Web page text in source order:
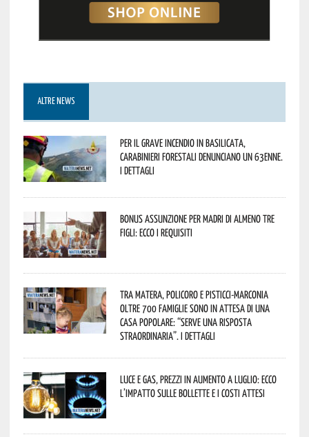
ALTRE NEWS
Per il grave incendio in Basilicata,
Carabinieri forestali denunciano un 63enne.
I dettagli
Bonus assunzione per madri di almeno tre
figli: ecco i requisiti
Tra Matera, Policoro e Pisticci-Marconia
oltre 700 famiglie sono in attesa di una
casa popolare: “serve una risposta
straordinaria”. I dettagli
Luce e gas, prezzi in aumento a luglio: ecco
l’impatto sulle bollette e i costi attesi